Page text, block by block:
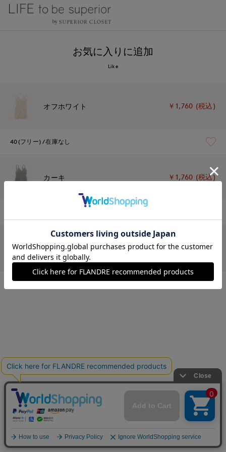
お気に入りに追加
Like
オフホワイト ￥1,760 (税込)
40(フリー) 在庫なし
カーキ ￥1,760 (税込)
オレンジ ￥1,760 (税込)